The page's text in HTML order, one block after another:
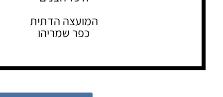
המועצה הדתית
כפר שמריהו